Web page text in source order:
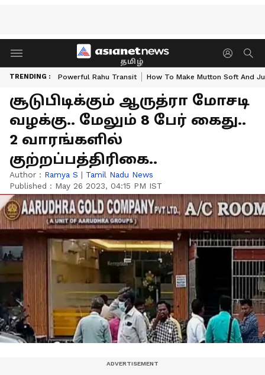
தமிழ்
TRENDING : Powerful Rahu Transit How To Make Mutton Soft And
சூடுபிடிக்கும் ஆருத்ரா மோசடி
வழக்கு.. மேலும் 8 பேர் கைது..
2 வாரங்களில்
குற்றப்பத்திரிகை..
Author : Ramya S | Tamil Nadu News
Published : May 26 2023, 04:15 PM IST